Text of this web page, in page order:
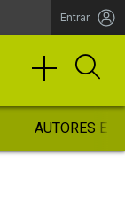
Entrar
AUTORES